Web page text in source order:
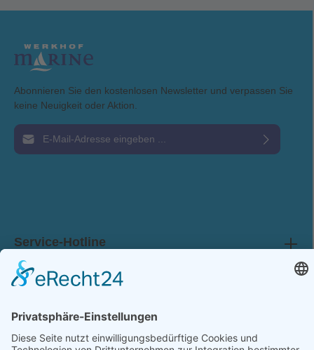
Abonnieren Sie den kostenlosen Newsletter und verpassen Sie
keine Neuigkeit oder Aktion.
E-Mail-Adresse*
Service-Hotline
Shop Service
Information